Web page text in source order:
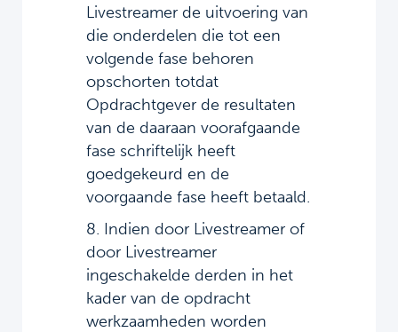
Livestreamer de uitvoering van
die onderdelen die tot een
volgende fase behoren
opschorten totdat
Opdrachtgever de resultaten
van de daaraan voorafgaande
fase schriftelijk heeft
goedgekeurd en de
voorgaande fase heeft betaald.
8. Indien door Livestreamer of
door Livestreamer
ingeschakelde derden in het
kader van de opdracht
werkzaamheden worden